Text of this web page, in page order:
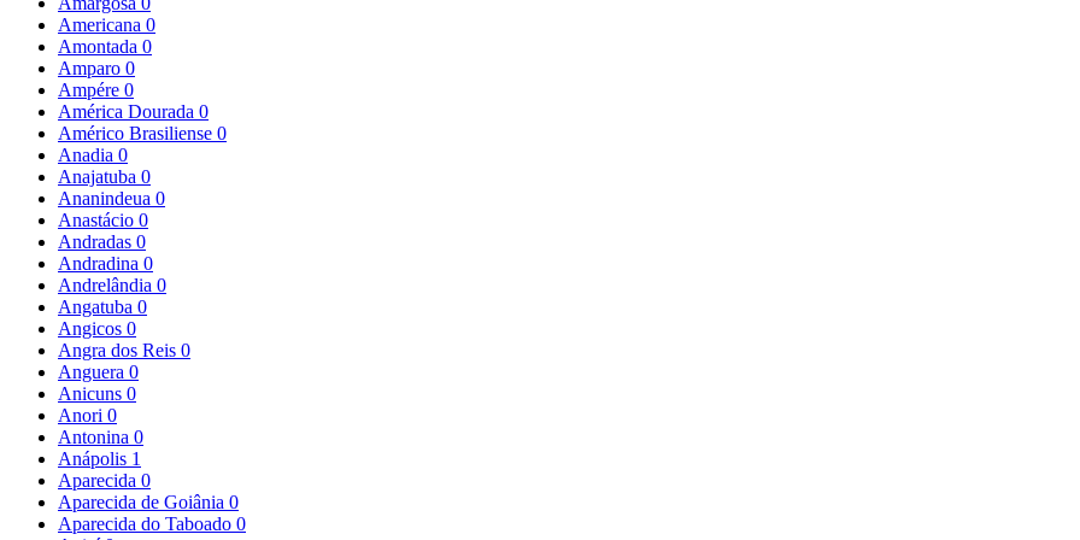
Americana 0
Amontada 0
Amparo 0
Ampére 0
América Dourada 0
Américo Brasiliense 0
Anadia 0
Anajatuba 0
Ananindeua 0
Anastácio 0
Andradas 0
Andradina 0
Andrelândia 0
Angatuba 0
Angicos 0
Angra dos Reis 0
Anguera 0
Anicuns 0
Anori 0
Antonina 0
Anápolis 1
Aparecida 0
Aparecida de Goiânia 0
Aparecida do Taboado 0